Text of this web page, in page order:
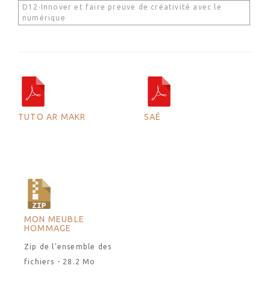
D12·Innover et faire preuve de créativité avec le
numérique
TUTO AR MAKR SAÉ
MON MEUBLE
HOMMAGE
Zip de l'ensemble des
fichiers - 28.2 Mo